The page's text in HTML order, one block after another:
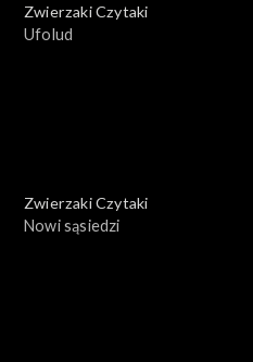
Zwierzaki Czytaki
Ufolud
Zwierzaki Czytaki
Nowi sąsiedzi